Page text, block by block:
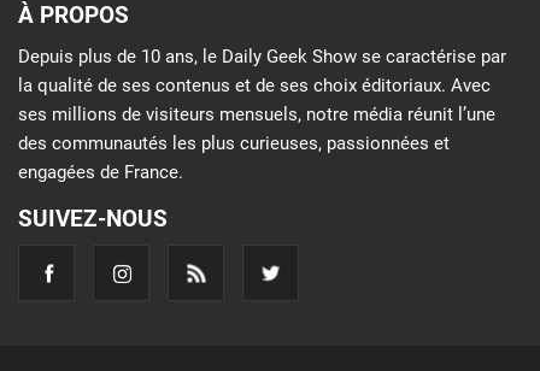
À PROPOS
Depuis plus de 10 ans, le Daily Geek Show se caractérise par
la qualité de ses contenus et de ses choix éditoriaux. Avec
ses millions de visiteurs mensuels, notre média réunit l’une
des communautés les plus curieuses, passionnées et
engagées de France.
SUIVEZ-NOUS